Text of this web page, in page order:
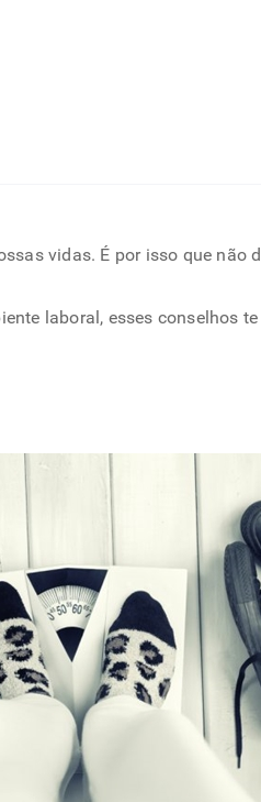
vidas. É por isso que não
laboral, esses conselhos